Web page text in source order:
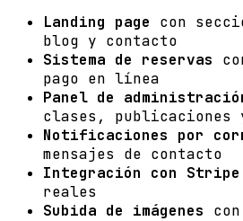
Landing page con
blog y contacto
Sistema de reservas
pago en línea
Panel de
clases, publicaciones
Notificaciones por
mensajes de contacto
Integración con Stripe
reales
Subida de imágenes